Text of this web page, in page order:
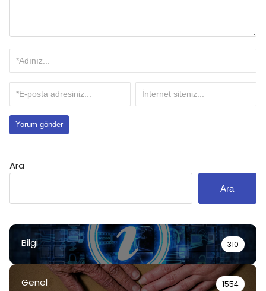
Ara
Ara
Bilgi 310
Genel 1554